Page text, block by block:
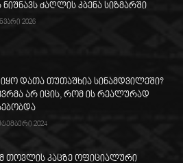
ნიშნავს ძაღლის კბენა სიზმარში
2026
იყო დათა თუთაშხია სინამდვილეში?
არ იცის, რომ ის რეალურად
2024
მ თოვლის კაცზე ოფიციალური